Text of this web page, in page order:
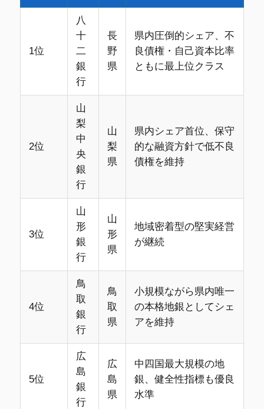
1位
八
十
二
銀
行
長
野
県
県内圧倒的シェア、不
良債権・自己資本比率
ともに最上位クラス
2位
山
梨
中
央
銀
行
山
梨
県
県内シェア首位、保守
的な融資方針で低不良
債権を維持
3位
山
形
銀
行
山
形
県
地域密着型の堅実経営
が継続
4位
鳥
取
銀
行
鳥
取
県
小規模ながら県内唯一
の本格地銀としてシェ
アを維持
5位
広
島
銀
行
広
島
県
中四国最大規模の地
銀、健全性指標も優良
水準